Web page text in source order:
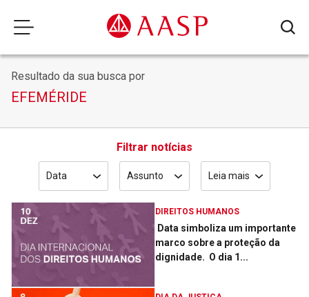
Resultado da sua busca por
EFEMÉRIDE
Filtrar notícias
Data Assunto Leia mais
DIREITOS HUMANOS
Data simboliza um importante
marco sobre a proteção da
dignidade. ­ O dia 1...